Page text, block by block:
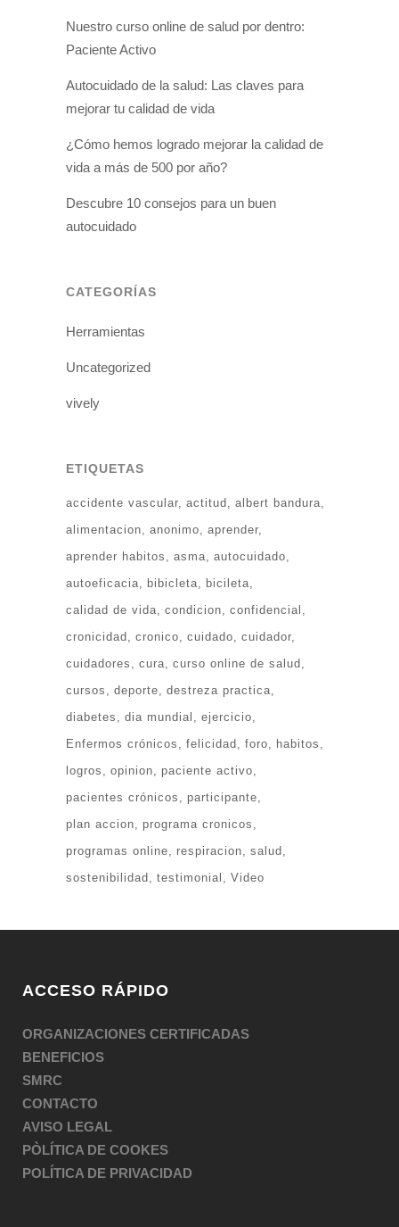
Nuestro curso online de salud por dentro:
Paciente Activo
Autocuidado de la salud: Las claves para
mejorar tu calidad de vida
¿Cómo hemos logrado mejorar la calidad de
vida a más de 500 por año?
Descubre 10 consejos para un buen
autocuidado
CATEGORÍAS
Herramientas
Uncategorized
vively
ETIQUETAS
accidente vascular actitud
albert bandura
alimentacion
anonimo
aprender
aprender habitos
asma autocuidado
autoeficacia
bibicleta
bicileta
calidad de vida condicion
confidencial
cronicidad
cronico cuidado
cuidador
cuidadores
cura curso online de salud
cursos
deporte
destreza practica
diabetes
dia mundial
ejercicio
Enfermos crónicos
felicidad foro
habitos
logros
opinion
paciente activo
pacientes crónicos
participante
plan accion
programa cronicos
programas online
respiracion
salud
sostenibilidad
testimonial Video
ACCESO RÁPIDO
ORGANIZACIONES CERTIFICADAS
BENEFICIOS
SMRC
CONTACTO
AVISO LEGAL
PÒLÍTICA DE COOKES
POLÍTICA DE PRIVACIDAD